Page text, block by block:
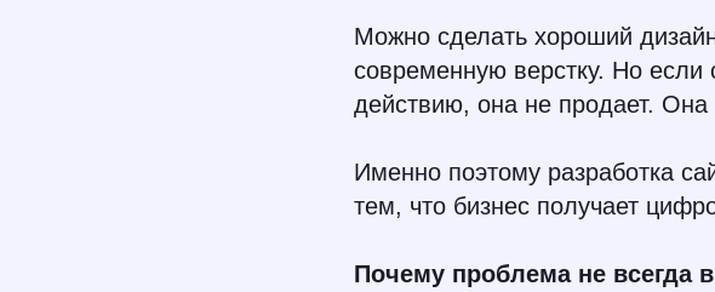
Можно сделать хороший
современную верстку. Но если
действию, она не продает. Она
Именно поэтому разработка
тем, что бизнес получает
Почему проблема не всегда